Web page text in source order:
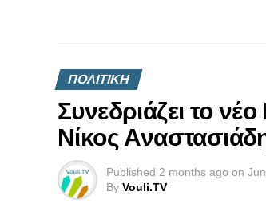
ΠΟΛΙΤΙΚΗ
Συνεδριάζει το
Νίκος
Published 2 months ago on
By Vouli.TV